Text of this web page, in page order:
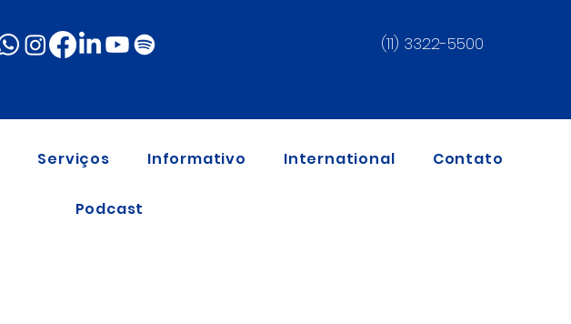
(11) 3322-5500
Serviços Informativo International Contato
Podcast